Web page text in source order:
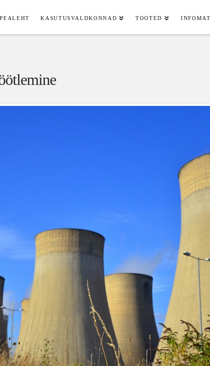
PEALEHT KASUTUSVALDKONNAD TOOTED